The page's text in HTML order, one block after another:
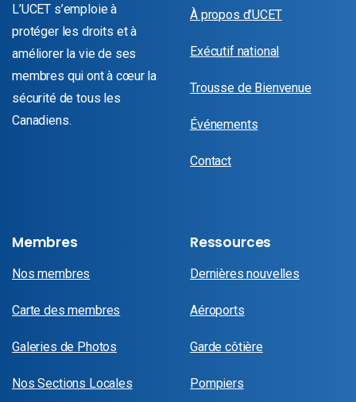
L’UCET s’emploie à
protéger les droits et à
améliorer la vie de ses
membres qui ont à cœur la
sécurité de tous les
Canadiens.
À propos d’UCET
Exécutif national
Trousse de Bienvenue
Événements
Contact
Membres
Nos membres
Carte des membres
Galeries de Photos
Nos Sections Locales
Ressources
Dernières nouvelles
Aéroports
Garde côtière
Pompiers